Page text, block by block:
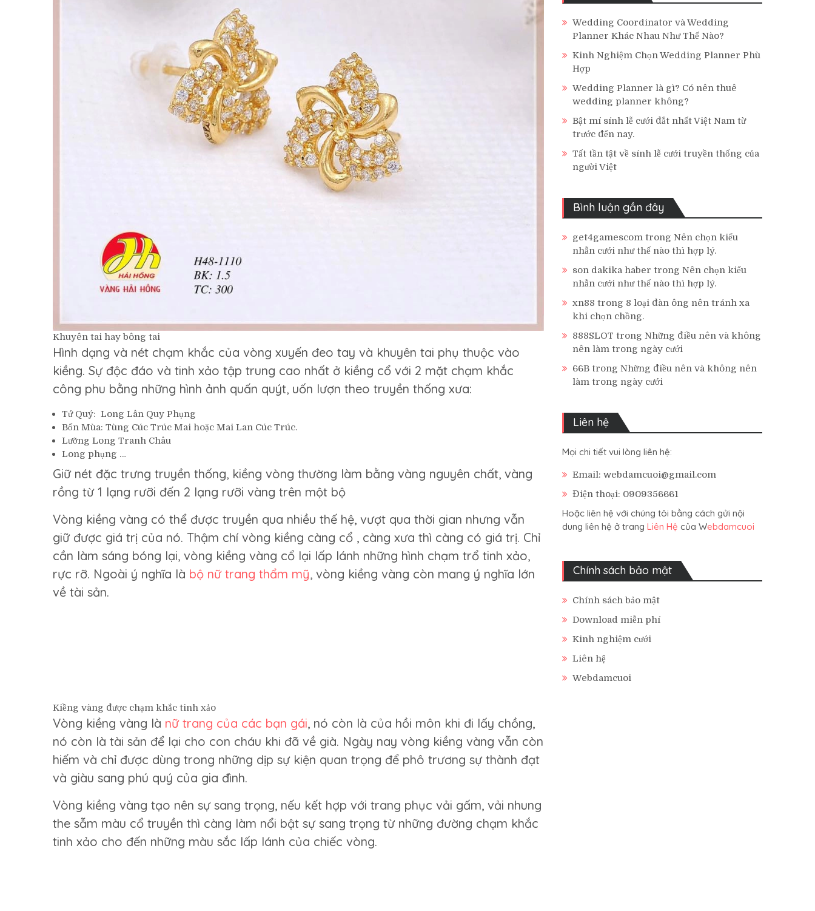
Khuyên tai hay bông tai
Hình dạng và nét chạm khắc của vòng xuyến đeo tay và khuyên tai phụ thuộc vào
kiềng. Sự độc đáo và tinh xảo tập trung cao nhất ở kiềng cổ với 2 mặt chạm khắc
công phu bằng những hình ảnh quấn quýt, uốn lượn theo truyền thống xưa:
Tứ Quý: Long Lân Quy Phụng
Bốn Mùa: Tùng Cúc Trúc Mai hoặc Mai Lan Cúc Trúc.
Lưỡng Long Tranh Châu
Long phụng …
Giữ nét đặc trưng truyền thống, kiềng vòng thường làm bằng vàng nguyên chất, vàng
rồng từ 1 lạng rưỡi đến 2 lạng rưỡi vàng trên một bộ
Vòng kiềng vàng có thể được truyền qua nhiều thế hệ, vượt qua thời gian nhưng vẫn
giữ được giá trị của nó. Thậm chí vòng kiềng càng cổ , càng xưa thì càng có giá trị. Chỉ
cần làm sáng bóng lại, vòng kiềng vàng cổ lại lấp lánh những hình chạm trổ tinh xảo,
rực rỡ. Ngoài ý nghĩa là bộ nữ trang thẩm mỹ, vòng kiềng vàng còn mang ý nghĩa lớn
về tài sản.
Wedding Coordinator và Wedding
Planner Khác Nhau Như Thế Nào?
Kinh Nghiệm Chọn Wedding Planner Phù
Hợp
Wedding Planner là gì? Có nên thuê
wedding planner không?
Bật mí sính lễ cưới đắt nhất Việt Nam từ
trước đến nay.
Tất tần tật về sính lễ cưới truyền thống của
người Việt
Bình luận gần đây
get4gamescom trong Nên chọn kiểu
nhẫn cưới như thế nào thì hợp lý.
son dakika haber trong Nên chọn kiểu
nhẫn cưới như thế nào thì hợp lý.
xn88 trong 8 loại đàn ông nên tránh xa
khi chọn chồng.
888SLOT trong Những điều nên và không
nên làm trong ngày cưới
66B trong Những điều nên và không nên
làm trong ngày cưới
Liên hệ
Mọi chi tiết vui lòng liên hệ:
Email: webdamcuoi@gmail.com
Điện thoại: 0909356661
Hoặc liên hệ với chúng tôi bằng cách gửi nội
dung liên hệ ở trang Liên Hệ của Webdamcuoi
Chính sách bảo mật
Chính sách bảo mật
Download miễn phí
Kinh nghiệm cưới
Liên hệ
Webdamcuoi